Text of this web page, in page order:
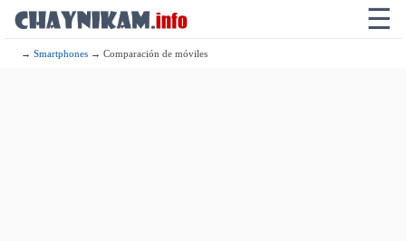
☰
→Smartphones → Comparación de móviles